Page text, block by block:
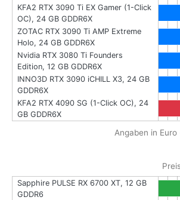
KFA2 RTX 3090 Ti EX Gamer (1-Click
OC), 24 GB GDDR6X
ZOTAC RTX 3090 Ti AMP Extreme
Holo, 24 GB GDDR6X
Nvidia RTX 3080 Ti Founders
Edition, 12 GB GDDR6X
INNO3D RTX 3090 iCHILL X3, 24 GB
GDDR6X
KFA2 RTX 4090 SG (1-Click OC), 24
GB GDDR6X
Angaben in
Sapphire PULSE RX 6700 XT, 12 GB
GDDR6